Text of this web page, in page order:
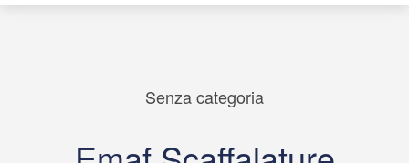
Senza categoria